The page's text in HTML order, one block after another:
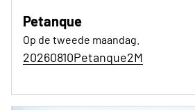
Petanque
Op de tweede maandag.
20260810Petanque2M